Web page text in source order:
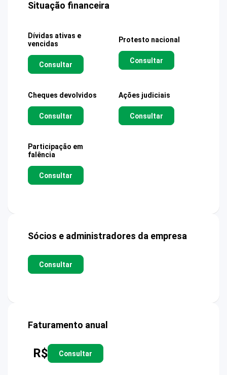
Situação financeira
Dívidas ativas e
vencidas
Consultar
Protesto nacional
Consultar
Cheques devolvidos
Consultar
Ações judiciais
Consultar
Participação em
falência
Consultar
Sócios e administradores da empresa
Consultar
Faturamento anual
R$ Consultar